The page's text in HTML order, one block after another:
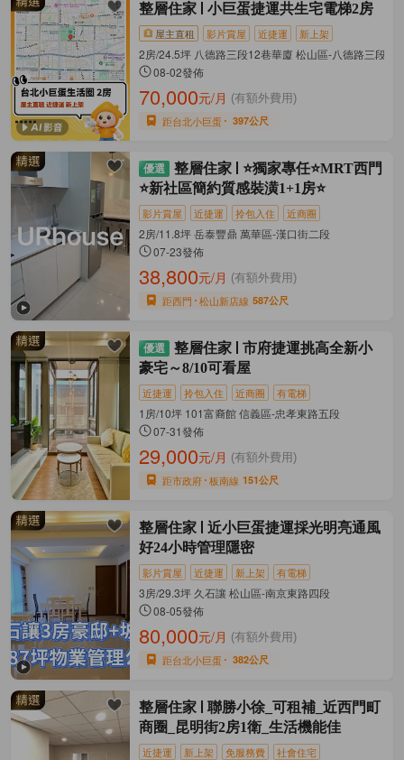
整層住家 小巨蛋捷運共生宅電梯2房
屋主直租 影片賞屋 近捷運 新上架
2房/24.5坪 八德路三段12巷華廈 松山區-八德路三段
08-02發佈
70,000元/月 (有額外費用)
距台北小巨蛋 397公尺
整層住家
⭐獨家專任⭐MRT西門
⭐新社區簡約質感裝潢1+1房⭐
影片賞屋 近捷運 拎包入住 近商圈
2房/11.8坪 岳泰豐鼎 萬華區-漢口街二段
07-23發佈
38,800元/月 (有額外費用)
距西門 松山新店線 587公尺
整層住家
市府捷運挑高全新小
豪宅～8/10可看屋
近捷運 拎包入住 近商圈 有電梯
1房/10坪 101富裔館 信義區-忠孝東路五段
07-31發佈
29,000元/月 (有額外費用)
距市政府 板南線 151公尺
整層住家
近小巨蛋捷運採光明亮通風
好24小時管理隱密
影片賞屋 近捷運 新上架 有電梯
3房/29.3坪 久石讓 松山區-南京東路四段
08-05發佈
80,000元/月 (有額外費用)
距台北小巨蛋 382公尺
整層住家
聯勝小徐_可租補_近西門町
商圈_昆明街2房1衛_生活機能佳
近捷運 新上架 免服務費 社會住宅